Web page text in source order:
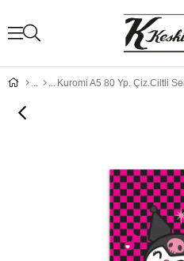
Kuromi A5 80 Yp. Çiz.Ciltli